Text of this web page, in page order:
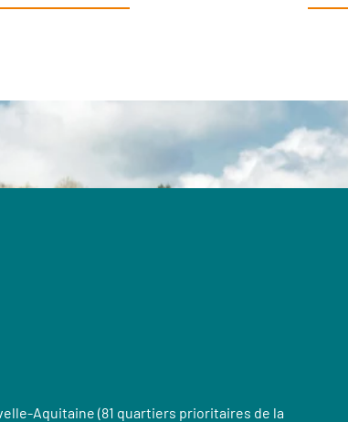
Aquitaine (81 quartiers prioritaires de la